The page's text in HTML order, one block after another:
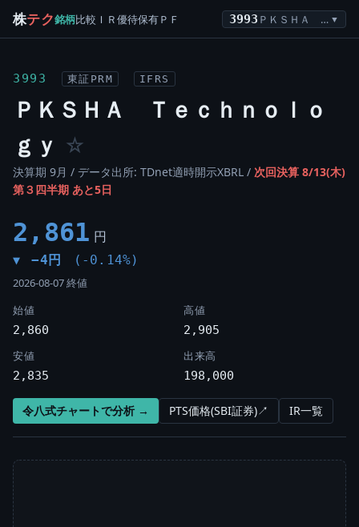
株テク銘柄比較 ＩＲ優待保有ＰＦ 3993 ＰＫＳＨＡ Ｔｅｃｈｎｏｌｏｇｙ ▼
3993 東証PRM IFRS
ＰＫＳＨＡ Ｔｅｃｈｎｏｌｏ
ｇｙ ☆
決算期 9月 / データ出所: TDnet適時開示XBRL / 次回決算 8/13(木)
第３四半期 あと5日
2,861 円
▼ −4円 (-0.14%)
2026-08-07 終値
始値
2,860
高値
2,905
安値
2,835
出来高
198,000
令八式チャートで分析 → PTS価格(SBI証券)↗ IR一覧